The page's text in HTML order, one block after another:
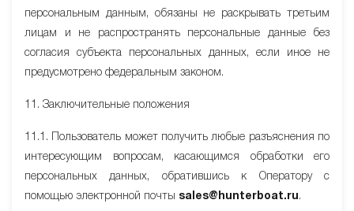
персональным данным, обязаны не раскрывать третьим
лицам и не распространять персональные данные без
согласия субъекта персональных данных, если иное не
предусмотрено федеральным законом.
11. Заключительные положения
11.1. Пользователь может получить любые разъяснения по
интересующим вопросам, касающимся обработки его
персональных данных, обратившись к Оператору с
помощью электронной почты sales@hunterboat.ru.